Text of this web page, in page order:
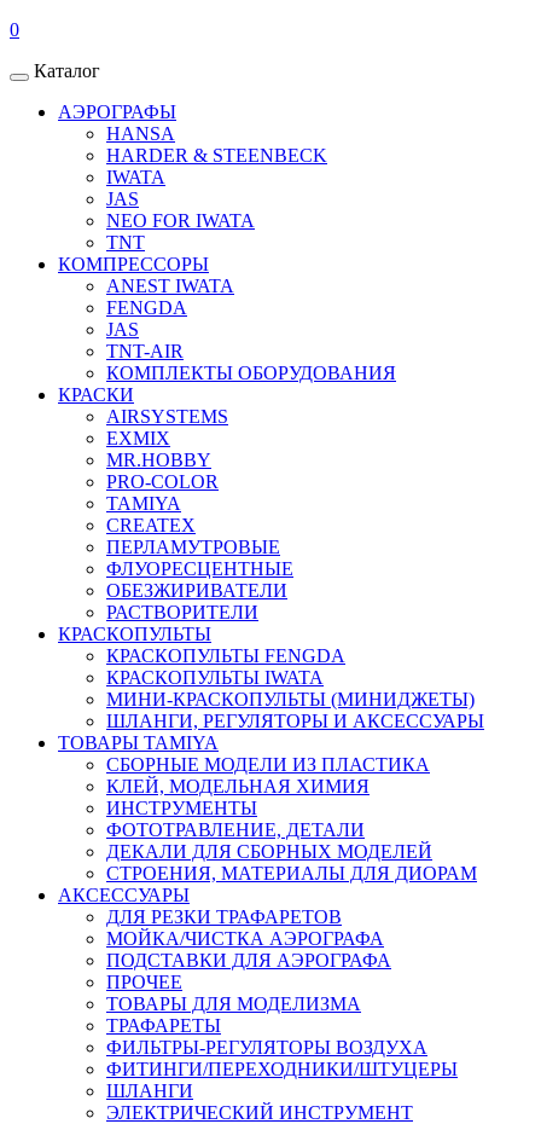
0
Каталог
АЭРОГРАФЫ
HANSA
HARDER & STEENBECK
IWATA
JAS
NEO FOR IWATA
TNT
КОМПРЕССОРЫ
ANEST IWATA
FENGDA
JAS
TNT-AIR
КОМПЛЕКТЫ ОБОРУДОВАНИЯ
КРАСКИ
AIRSYSTEMS
EXMIX
MR.HOBBY
PRO-COLOR
TAMIYA
CREATEX
ПЕРЛАМУТРОВЫЕ
ФЛУОРЕСЦЕНТНЫЕ
ОБЕЗЖИРИВАТЕЛИ
РАСТВОРИТЕЛИ
КРАСКОПУЛЬТЫ
КРАСКОПУЛЬТЫ FENGDA
КРАСКОПУЛЬТЫ IWATA
МИНИ-КРАСКОПУЛЬТЫ (МИНИДЖЕТЫ)
ШЛАНГИ, РЕГУЛЯТОРЫ И АКСЕССУАРЫ
ТОВАРЫ TAMIYA
СБОРНЫЕ МОДЕЛИ ИЗ ПЛАСТИКА
КЛЕЙ, МОДЕЛЬНАЯ ХИМИЯ
ИНСТРУМЕНТЫ
ФОТОТРАВЛЕНИЕ, ДЕТАЛИ
ДЕКАЛИ ДЛЯ СБОРНЫХ МОДЕЛЕЙ
СТРОЕНИЯ, МАТЕРИАЛЫ ДЛЯ ДИОРАМ
АКСЕССУАРЫ
ДЛЯ РЕЗКИ ТРАФАРЕТОВ
МОЙКА/ЧИСТКА АЭРОГРАФА
ПОДСТАВКИ ДЛЯ АЭРОГРАФА
ПРОЧЕЕ
ТОВАРЫ ДЛЯ МОДЕЛИЗМА
ТРАФАРЕТЫ
ФИЛЬТРЫ-РЕГУЛЯТОРЫ ВОЗДУХА
ФИТИНГИ/ПЕРЕХОДНИКИ/ШТУЦЕРЫ
ШЛАНГИ
ЭЛЕКТРИЧЕСКИЙ ИНСТРУМЕНТ